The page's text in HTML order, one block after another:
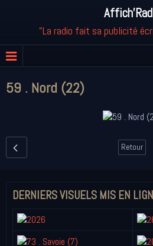
"La radio fait sa publicité
59 . Nord (22)
Retour
DERNIERS VISUELS MIS EN